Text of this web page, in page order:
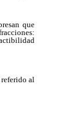
que
al